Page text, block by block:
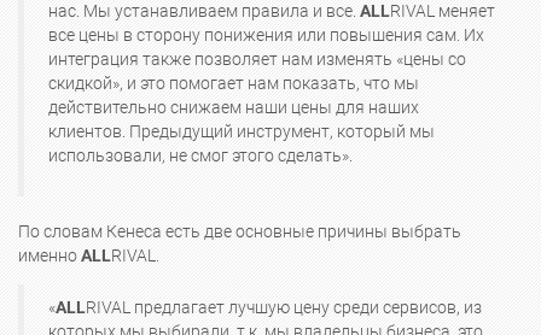
нас. Мы устанавливаем правила и все.ALLRIVAL меняет
все цены в сторону понижения или повышения сам. Их
интеграция также позволяет нам изменять «цены со
скидкой», и это помогает нам показать, что мы
действительно снижаем наши цены для наших
клиентов. Предыдущий инструмент, который мы
использовали, не смог этого сделать».
По словам Кенеса есть две основные причины выбрать
именноALLRIVAL.
«ALLRIVAL предлагает лучшую цену среди сервисов, из